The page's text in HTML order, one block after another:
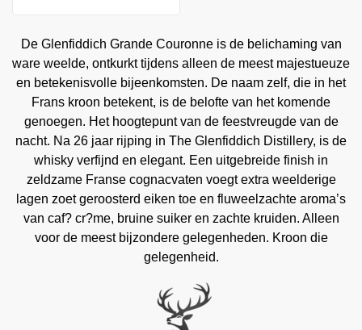
De Glenfiddich Grande Couronne is de belichaming van
ware weelde, ontkurkt tijdens alleen de meest majestueuze
en betekenisvolle bijeenkomsten. De naam zelf, die in het
Frans kroon betekent, is de belofte van het komende
genoegen. Het hoogtepunt van de feestvreugde van de
nacht. Na 26 jaar rijping in The Glenfiddich Distillery, is de
whisky verfijnd en elegant. Een uitgebreide finish in
zeldzame Franse cognacvaten voegt extra weelderige
lagen zoet geroosterd eiken toe en fluweelzachte aroma’s
van caf? cr?me, bruine suiker en zachte kruiden. Alleen
voor de meest bijzondere gelegenheden. Kroon die
gelegenheid.